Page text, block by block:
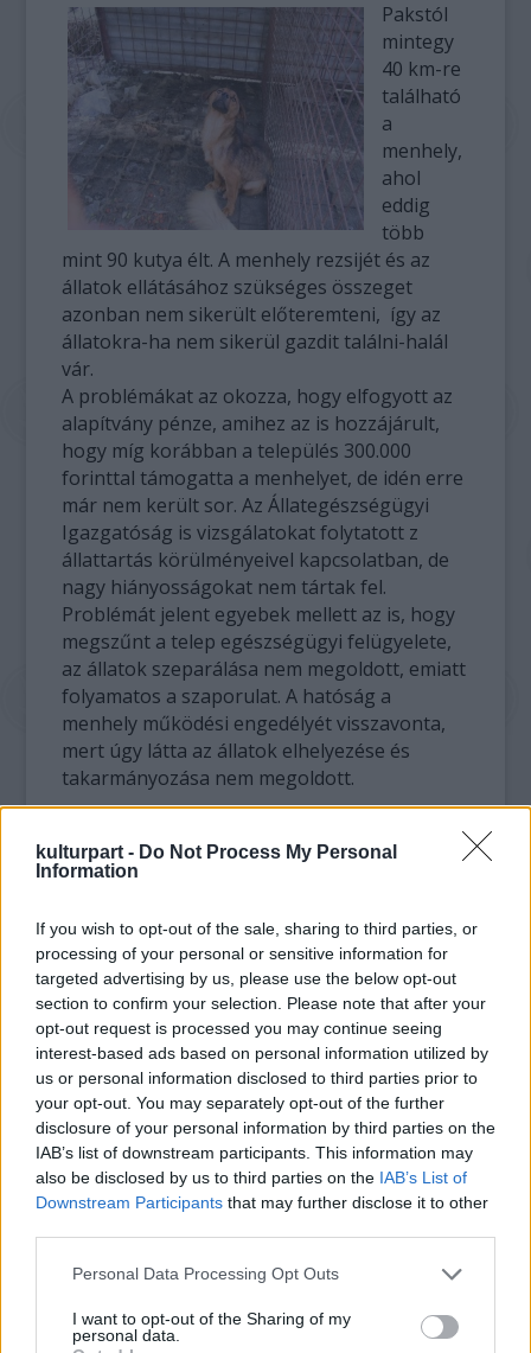
kulturpart - Do Not Process My Personal
Information
If you wish to opt-out of the sale, sharing to third parties, or
processing of your personal or sensitive information for
targeted advertising by us, please use the below opt-out
section to confirm your selection. Please note that after your
opt-out request is processed you may continue seeing
interest-based ads based on personal information utilized by
us or personal information disclosed to third parties prior to
your opt-out. You may separately opt-out of the further
disclosure of your personal information by third parties on the
IAB’s list of downstream participants. This information may
also be disclosed by us to third parties on the IAB’s List of
Downstream Participants that may further disclose it to other
Please note that this website/app uses one or more Google
not limited to your visit or usage behaviour. You may click to
grant or deny consent to Google and its third-party tags to
Personal Data Processing Opt Outs
I want to opt-out of the Sharing of my
personal data.
Pakstól
mintegy
40 km-re
található
a
menhely,
ahol
eddig
több
mint 90 kutya élt. A menhely rezsijét és az
állatok ellátásához szükséges összeget
azonban nem sikerült előteremteni, így az
állatokra-ha nem sikerül gazdit találni-halál
vár.
A problémákat az okozza, hogy elfogyott az
alapítvány pénze, amihez az is hozzájárult,
hogy míg korábban a település 300.000
forinttal támogatta a menhelyet, de idén erre
már nem került sor. Az Állategészségügyi
Igazgatóság is vizsgálatokat folytatott z
állattartás körülményeivel kapcsolatban, de
nagy hiányosságokat nem tártak fel.
Problémát jelent egyebek mellett az is, hogy
megszűnt a telep egészségügyi felügyelete,
az állatok szeparálása nem megoldott, emiatt
folyamatos a szaporulat. A hatóság a
menhely működési engedélyét visszavonta,
mert úgy látta az állatok elhelyezése és
takarmányozása nem megoldott.
menhely bezárásra kerül sor. Az
esetekben is megmenekültek.
Korábbi menhelybezárások:
Üröm- Móna Gyula a fenntartó halála miatt
2004-ben kerültek az éhhalál szélére a főleg
agár fajtájú ebek, kecskék, bárányok, és
számos macska. Móna agártenyésztésből
tartotta fenn magát, de halála után
hozzátartozói nem vállalták a telep
fenntartását. Akkor állatvédők számos
elhullott állatot találtak a telep területén.
menhelyekre, még 2007-ben. Őrsi András